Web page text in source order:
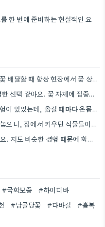
한 번에 준비하는 현실적인 요
온라인 사진은 너무 화려하죠. 제가 꽃 배달할 때 항상 현장에서 꽃 상태를 꼼꼼히 확인하는 게…
테이블에 올린 화병꽂이는 정말 현명한 선택 같아요. 꽃 자체에 집중하는 마음이 느껴져서 좋네요.
정말 컸네요! 저희 회사도 비슷한 경험이 있었는데, 옮길 때마다 온몸으로 힘이 들더라고요.
햇빛이 잘 들지 않는 곳에 큰 화분을 놓으니, 집에서 키우던 식물들이 죽을 때처럼 걱정되네요.
잎이 옷에 걸리는 문제, 정말 공감해요. 저도 비슷한 경험 때문에 화분 위치 바꾸는 게 쉽지…
#국화모종
#하이디바
#납골당꽃 #다바걸 #홀복